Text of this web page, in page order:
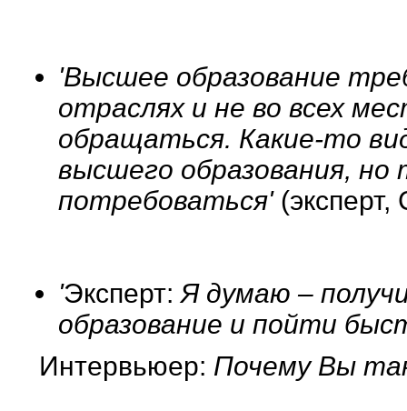
'Высшее образование
отраслях и не во всех
обращаться. Какие-то
высшего образования,
потребоваться'
'Эксперт: Я думаю –
образование и пойти
Интервьюер: Почему Вы